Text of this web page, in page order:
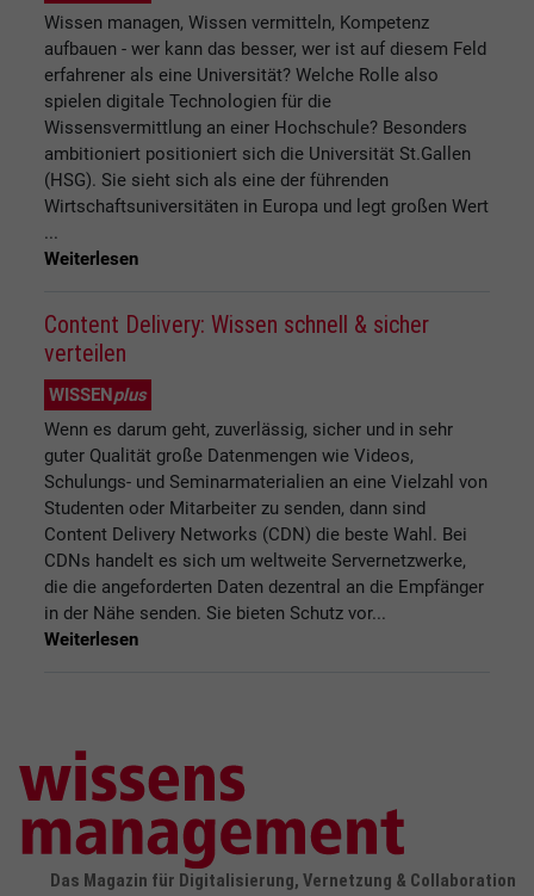
Wissen managen, Wissen vermitteln, Kompetenz
aufbauen - wer kann das besser, wer ist auf diesem Feld
erfahrener als eine Universität? Welche Rolle also
spielen digitale Technologien für die
Wissensvermittlung an einer Hochschule? Besonders
ambitioniert positioniert sich die Universität St.Gallen
(HSG). Sie sieht sich als eine der führenden
Wirtschaftsuniversitäten in Europa und legt großen Wert
...
Weiterlesen
Content Delivery: Wissen schnell & sicher
verteilen
WISSENplus
Wenn es darum geht, zuverlässig, sicher und in sehr
guter Qualität große Datenmengen wie Videos,
Schulungs- und Seminarmaterialien an eine Vielzahl von
Studenten oder Mitarbeiter zu senden, dann sind
Content Delivery Networks (CDN) die beste Wahl. Bei
CDNs handelt es sich um weltweite Servernetzwerke,
die die angeforderten Daten dezentral an die Empfänger
in der Nähe senden. Sie bieten Schutz vor...
Weiterlesen
Das Magazin für Digitalisierung, Vernetzung & Collaboration